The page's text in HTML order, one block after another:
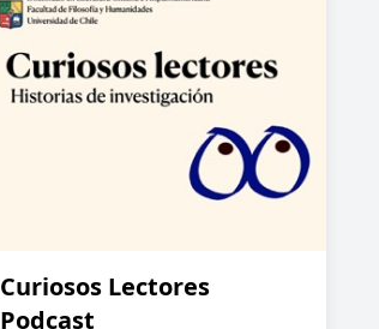
Curiosos Lectores
Podcast